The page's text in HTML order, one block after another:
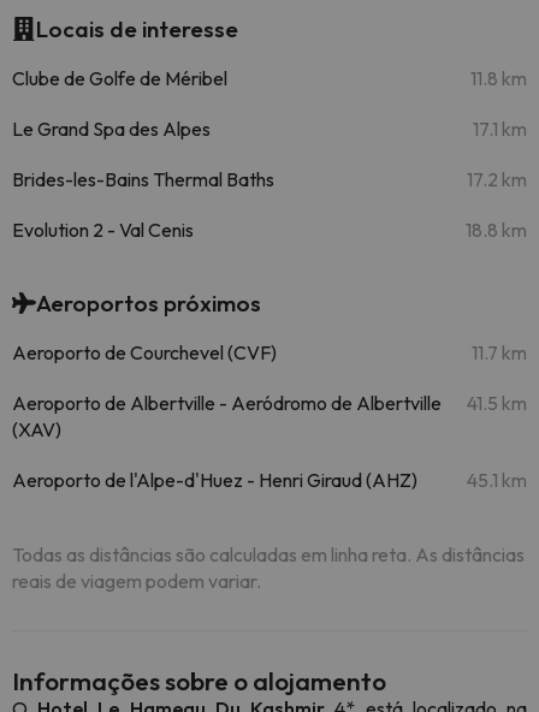
Locais de interesse
Clube de Golfe de Méribel 11.8 km
Le Grand Spa des Alpes 17.1 km
Brides-les-Bains Thermal Baths 17.2 km
Evolution 2 - Val Cenis 18.8 km
Aeroportos próximos
Aeroporto de Courchevel (CVF) 11.7 km
Aeroporto de Albertville - Aeródromo de Albertville
(XAV)
41.5 km
Aeroporto de l'Alpe-d'Huez - Henri Giraud (AHZ) 45.1 km
Todas as distâncias são calculadas em linha reta. As distâncias
reais de viagem podem variar.
Informações sobre o alojamento